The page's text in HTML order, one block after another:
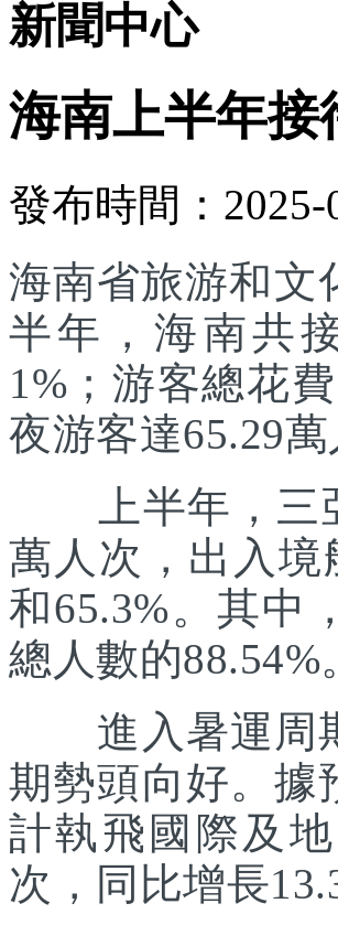
新聞中心
海南上半年接
發布時間：2025-
海南省旅游和文
半年，海南共
1%；游客總花
夜游客達65.29
上半年，三亞
萬人次，出入境
和65.3%。其中
總人數的88.54%
進入暑運周期
期勢頭向好。據
計執飛國際及
次，同比增長